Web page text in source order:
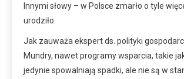
Innymi słowy – w Polsce zmarło o tyle
urodziło.
Jak zauważa ekspert ds. polityki
Mundry, nawet programy wsparcia, takie
jedynie spowalniają spadki, ale nie są w